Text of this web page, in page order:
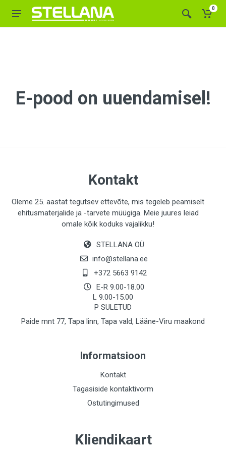
0
E-pood on uuendamisel!
Kontakt
Oleme 25. aastat tegutsev ettevõte, mis tegeleb peamiselt
ehitusmaterjalide ja -tarvete müügiga. Meie juures leiad
omale kõik koduks vajalikku!
STELLANA OÜ
info@stellana.ee
+372 5663 9142
E-R 9.00-18.00
L 9.00-15.00
P SULETUD
Paide mnt 77, Tapa linn, Tapa vald, Lääne-Viru maakond
Informatsioon
Kontakt
Tagasiside kontaktivorm
Ostutingimused
Kliendikaart